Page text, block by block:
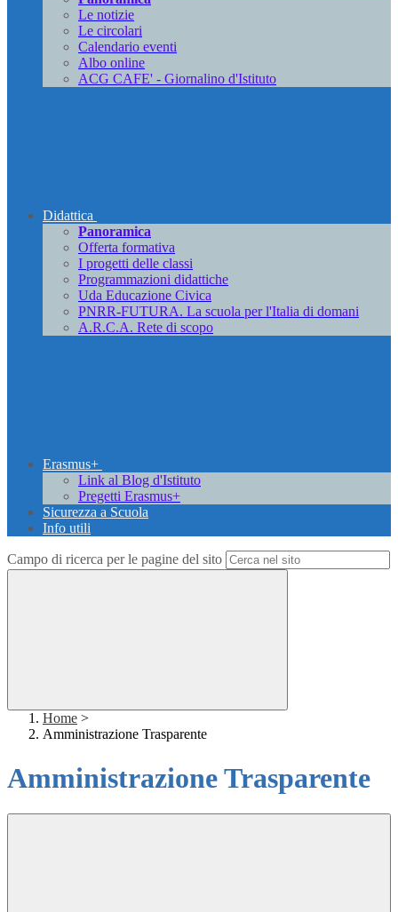
Le notizie
Le circolari
Calendario eventi
Albo online
ACG CAFE' - Giornalino d'Istituto
Didattica
Panoramica
Offerta formativa
I progetti delle classi
Programmazioni didattiche
Uda Educazione Civica
PNRR-FUTURA. La scuola per l'Italia di domani
A.R.C.A. Rete di scopo
Erasmus+
Link al Blog d'Istituto
Pregetti Erasmus+
Sicurezza a Scuola
Info utili
Campo di ricerca per le pagine del sito
Home >
Amministrazione Trasparente
Amministrazione Trasparente